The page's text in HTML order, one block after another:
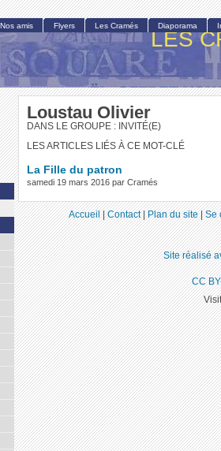
LES
Loustau Olivier
DANS LE GROUPE : INVITÉ(E)
LES ARTICLES LIÉS À CE MOT-CLÉ
La Fille du patron
samedi 19 mars 2016 par Cramés
Nos amis Flyers Les Cramés Diaporama
Accueil|Contact|Plan du site|Se
Site réalisé
CC